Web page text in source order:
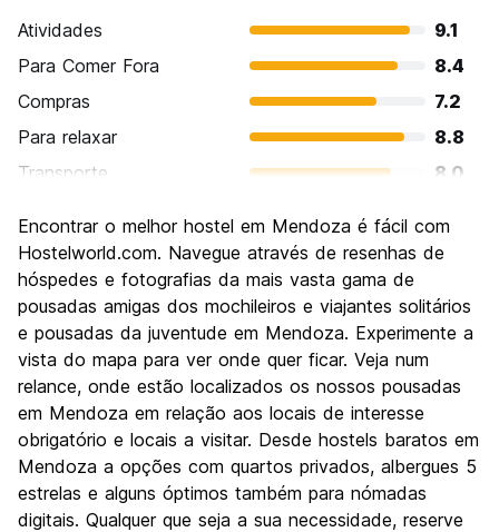
Atividades
9.1
Para Comer Fora
8.4
Compras
7.2
Para relaxar
8.8
Transporte
8.0
Cultura
8.0
Festas / vida noturna
Custo-beneficio
8.1
Encontrar o melhor hostel em Mendoza é fácil com
Hostelworld.com. Navegue através de resenhas de
hóspedes e fotografias da mais vasta gama de
pousadas amigas dos mochileiros e viajantes solitários
e pousadas da juventude em Mendoza. Experimente a
vista do mapa para ver onde quer ficar. Veja num
relance, onde estão localizados os nossos pousadas
em Mendoza em relação aos locais de interesse
obrigatório e locais a visitar. Desde hostels baratos em
Mendoza a opções com quartos privados, albergues 5
estrelas e alguns óptimos também para nómadas
digitais. Qualquer que seja a sua necessidade, reserve